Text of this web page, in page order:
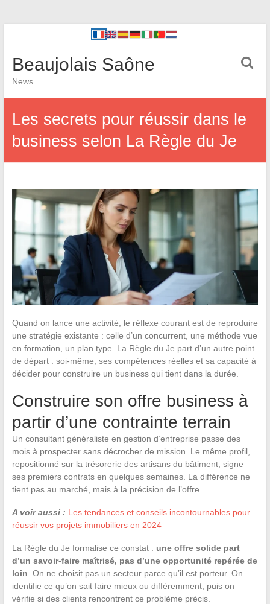
Beaujolais Saône
News
Les secrets pour réussir dans le
business selon La Règle du Je
Quand on lance une activité, le réflexe courant est de reproduire
une stratégie existante : celle d’un concurrent, une méthode vue
en formation, un plan type. La Règle du Je part d’un autre point
de départ : soi-même, ses compétences réelles et sa capacité à
décider pour construire un business qui tient dans la durée.
Construire son offre business à
partir d’une contrainte terrain
Un consultant généraliste en gestion d’entreprise passe des
mois à prospecter sans décrocher de mission. Le même profil,
repositionné sur la trésorerie des artisans du bâtiment, signe
ses premiers contrats en quelques semaines. La différence ne
tient pas au marché, mais à la précision de l’offre.
A voir aussi : Les tendances et conseils incontournables pour
réussir vos projets immobiliers en 2024
La Règle du Je formalise ce constat : une offre solide part
d’un savoir-faire maîtrisé, pas d’une opportunité repérée de
loin . On ne choisit pas un secteur parce qu’il est porteur. On
identifie ce qu’on sait faire mieux ou différemment, puis on
vérifie si des clients rencontrent ce problème précis.